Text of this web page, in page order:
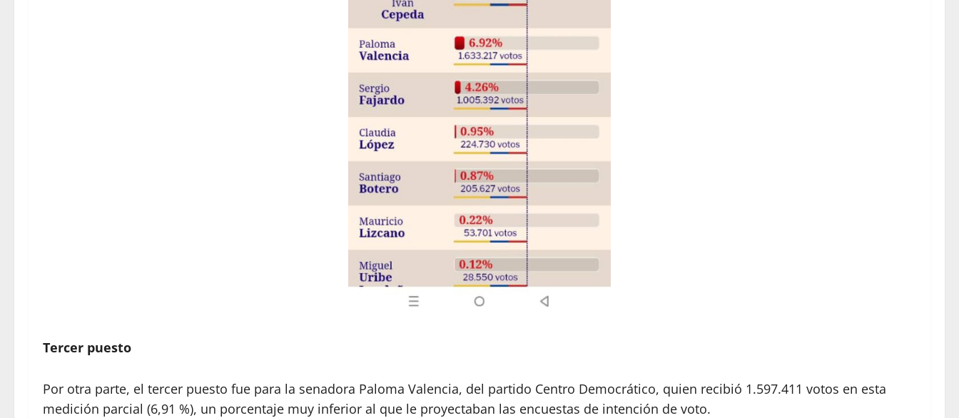
Tercer puesto
Por otra parte, el tercer puesto fue para la senadora Paloma Valencia, del partido Centro Democrático, quien recibió 1.597.411 votos en esta
medición parcial (6,91 %), un porcentaje muy inferior al que le proyectaban las encuestas de intención de voto.